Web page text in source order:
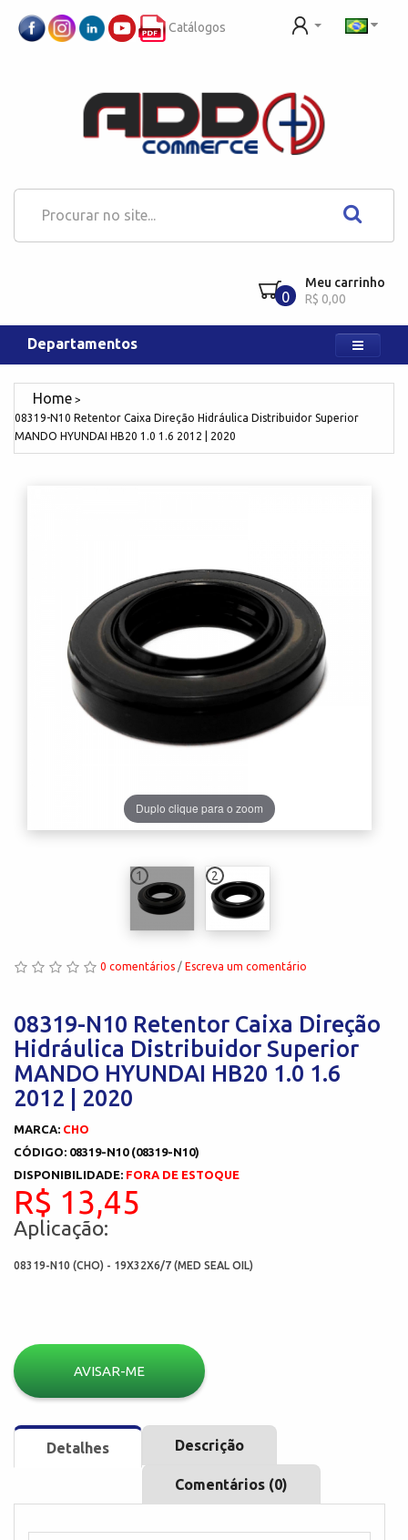
Catálogos
0
Meu carrinho
R$ 0,00
Departamentos
08319-N10 Retentor Caixa Direção Hidráulica Distribuidor Superior
MANDO HYUNDAI HB20 1.0 1.6 2012 | 2020
1 2
Duplo clique para o zoom
0 comentários / Escreva um comentário
08319-N10 Retentor Caixa Direção
Hidráulica Distribuidor Superior
MANDO HYUNDAI HB20 1.0 1.6
2012 | 2020
MARCA: CHO
CÓDIGO: 08319-N10 (08319-N10)
DISPONIBILIDADE: FORA DE ESTOQUE
R$ 13,45
Aplicação:
08319-N10 (CHO) - 19X32X6/7 (MED SEAL OIL)
AVISAR-ME
Detalhes Descrição
Comentários (0)